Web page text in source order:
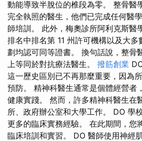
動能導致半脫位的椎段為零。 整骨醫
完全執照的醫生，他們已完成任何醫
師培訓。 此外，梅奧診所阿利克斯醫
排名中排名第 11 州許可機構以及大
劃均認可同等證書。 換句話說，整骨
上等同於對抗療法醫生。 撥筋創業
這一歷史區別已不再那麼重要，因為
預防。 精神科醫生通常是個體經營者
健康實踐。 然而，許多精神科醫生在
所、政府辦公室和大學工作。 DO 學
更多的臨床實務經驗。 在此期間，您
臨床培訓和實習。 DO 醫師使用神經